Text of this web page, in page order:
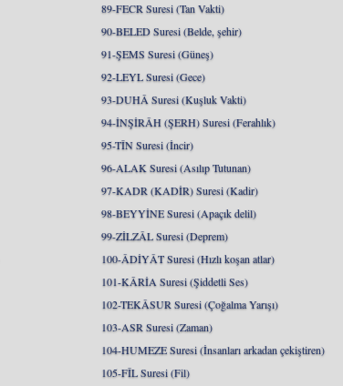
89-FECR Suresi (Tan Vakti)
90-BELED Suresi (Belde, şehir)
91-ŞEMS Suresi (Güneş)
92-LEYL Suresi (Gece)
93-DUHÂ Suresi (Kuşluk Vakti)
94-İNŞİRÂH (ŞERH) Suresi (Ferahlık)
95-TÎN Suresi (İncir)
96-ALAK Suresi (Asılıp Tutunan)
97-KADR (KADİR) Suresi (Kadir)
98-BEYYİNE Suresi (Apaçık delil)
99-ZİLZÂL Suresi (Deprem)
100-ÂDİYÂT Suresi (Hızlı koşan atlar)
101-KÂRİA Suresi (Şiddetli Ses)
102-TEKÂSUR Suresi (Çoğalma Yarışı)
103-ASR Suresi (Zaman)
104-HUMEZE Suresi (İnsanları arkadan çekiştiren)
105-FÎL Suresi (Fil)